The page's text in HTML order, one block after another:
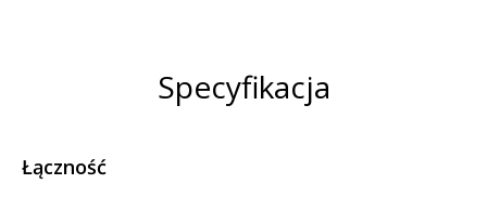
Specyfikacja
Łączność